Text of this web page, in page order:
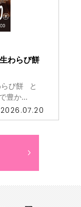
わらび餅
らび餅 と
豊か...
2026.07.20